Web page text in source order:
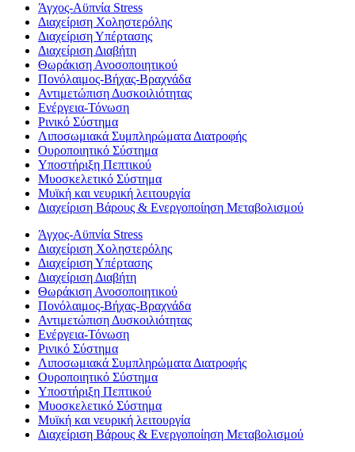
Άγχος-Αϋπνία Stress
Διαχείριση Χοληστερόλης
Διαχείριση Υπέρτασης
Διαχείριση Διαβήτη
Θωράκιση Ανοσοποιητικού
Πονόλαιμος-Βήχας-Βραχνάδα
Αντιμετώπιση Δυσκοιλιότητας
Eνέργεια-Τόνωση
Ρινικό Σύστημα
Λιποσωμιακά Συμπληρώματα Διατροφής
Ουροποιητικό Σύστημα
Υποστήριξη Πεπτικού
Μυοσκελετικό Σύστημα
Μυϊκή και νευρική λειτουργία
Διαχείριση Βάρους & Ενεργοποίηση Μεταβολισμού
Άγχος-Αϋπνία Stress
Διαχείριση Χοληστερόλης
Διαχείριση Υπέρτασης
Διαχείριση Διαβήτη
Θωράκιση Ανοσοποιητικού
Πονόλαιμος-Βήχας-Βραχνάδα
Αντιμετώπιση Δυσκοιλιότητας
Eνέργεια-Τόνωση
Ρινικό Σύστημα
Λιποσωμιακά Συμπληρώματα Διατροφής
Ουροποιητικό Σύστημα
Υποστήριξη Πεπτικού
Μυοσκελετικό Σύστημα
Μυϊκή και νευρική λειτουργία
Διαχείριση Βάρους & Ενεργοποίηση Μεταβολισμού